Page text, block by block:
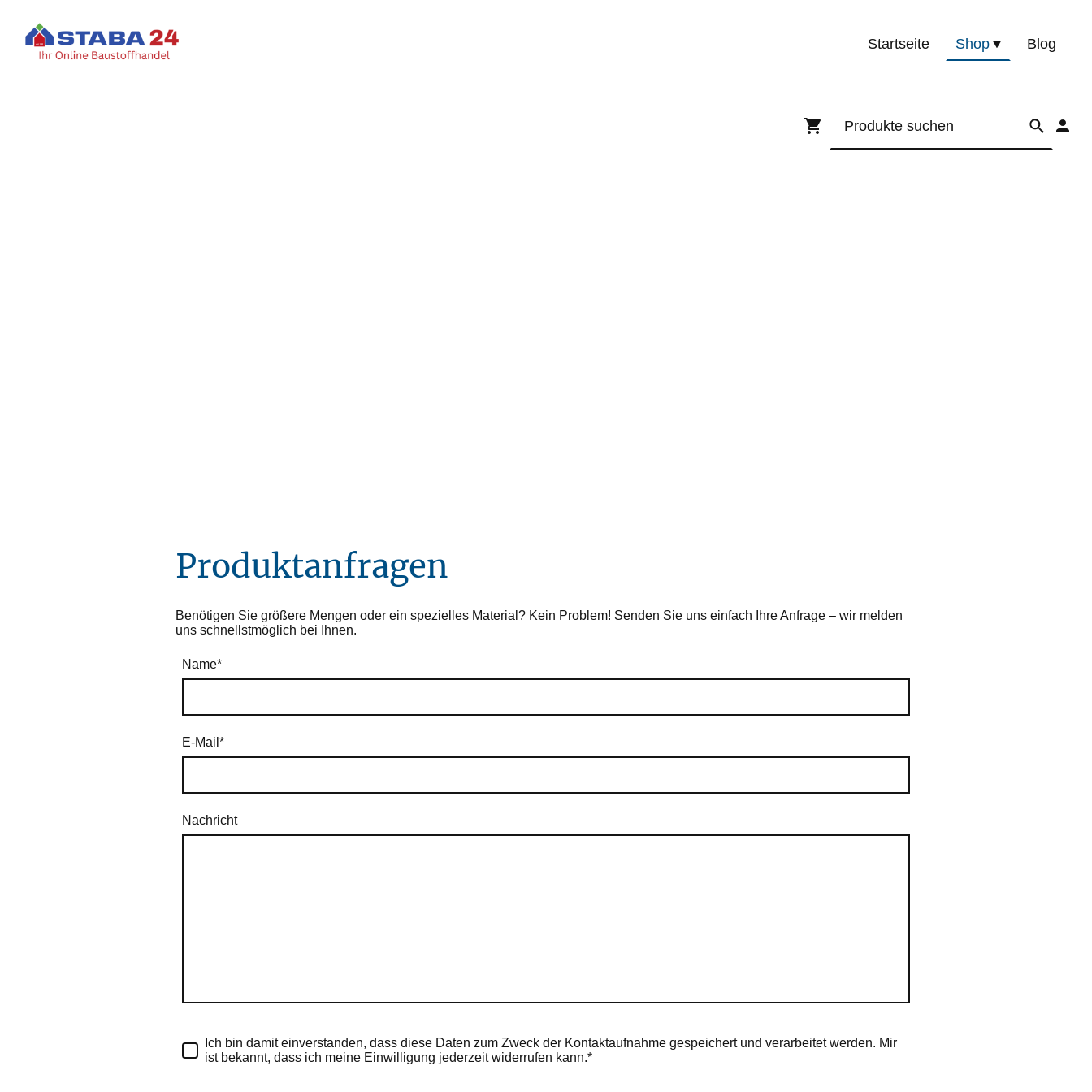
Startseite Shop Blog
Produktanfragen
Benötigen Sie größere Mengen oder ein spezielles Material? Kein Problem! Senden Sie uns einfach Ihre Anfrage – wir melden
uns schnellstmöglich bei Ihnen.
Name*
E-Mail *
Nachricht
Ich bin damit einverstanden, dass diese Daten zum Zweck der Kontaktaufnahme gespeichert und verarbeitet werden. Mir
ist bekannt, dass ich meine Einwilligung jederzeit widerrufen kann.*